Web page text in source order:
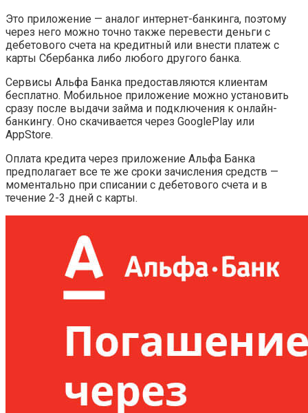
Это приложение — аналог интернет-банкинга, поэтому
через него можно точно также перевести деньги с
дебетового счета на кредитный или внести платеж с
карты Сбербанка либо любого другого банка.
Сервисы Альфа Банка предоставляются клиентам
бесплатно. Мобильное приложение можно установить
сразу после выдачи займа и подключения к онлайн-
банкингу. Оно скачивается через GooglePlay или
AppStore.
Оплата кредита через приложение Альфа Банка
предполагает все те же сроки зачисления средств —
моментально при списании с дебетового счета и в
течение 2-3 дней с карты.